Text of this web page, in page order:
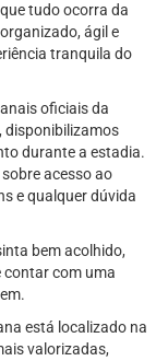
tudo ocorra da
ágil e
tranquila do
oficiais da
disponibilizamos
durante a estadia.
acesso ao
e qualquer dúvida
bem acolhido,
contar com uma
está localizado na
valorizadas,